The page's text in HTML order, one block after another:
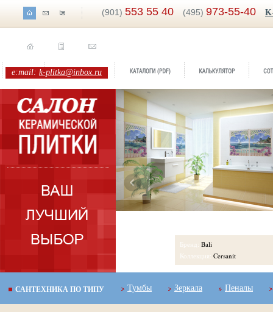
(901) 553 55 40 (495) 973-55-40
e:mail: k-plitka@inbox.ru
Sinua
Бренд: Bali
Коллекция: Cersanit
САНТЕХНИКА ПО ТИПУ Тумбы Зеркала Пеналы